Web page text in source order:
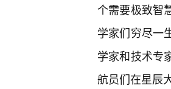
个需要极致智
学家们穷尽一
学家和技术专
航员们在星辰